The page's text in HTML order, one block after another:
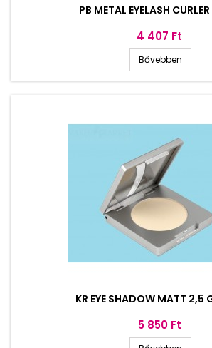
PB METAL EYELASH
Ár
4 407 Ft
Bővebben
KR EYE SHADOW MATT 2,5
Ár
5 850 Ft